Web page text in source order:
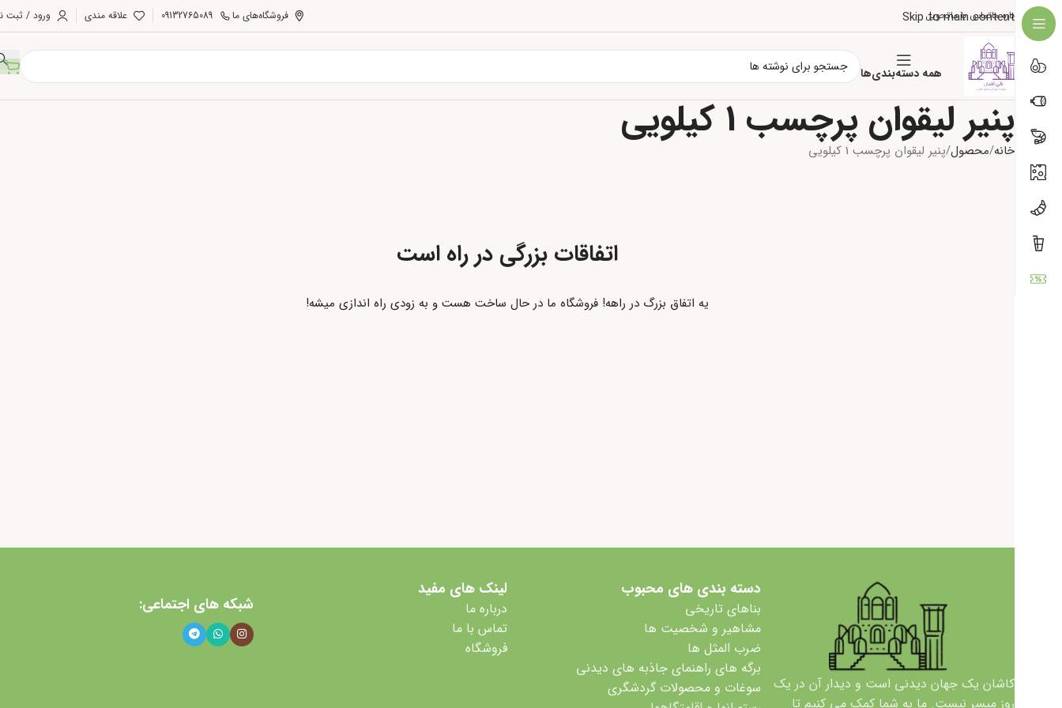
Skip to main content
درباره ماتماس با ماتحویل فروشگاه‌های ما 09132765089 علاقه مندی ورود / ثبت
همه دسته‌بندی‌ها
پنیر لیقوان پرچسب 1 کیلویی
خانه محصول پنیر لیقوان پرچسب 1 کیلویی
اتفاقات بزرگی در راه است
یه اتفاق بزرگ در راهه! فروشگاه ما در حال ساخت هست و به زودی راه اندازی میشه!
کاشان یک جهان دیدنی است و دیدار آن در یک
روز میسر نیست. ما به شما کمک می کنیم تا
دسته بندی های محبوب
بناهای تاریخی
مشاهیر و شخصیت ها
ضرب المثل ها
برگه های راهنمای جاذبه های دیدنی
سوغات و محصولات گردشگری
لینک های مفید
درباره ما
تماس با ما
فروشگاه
شبکه های اجتماعی: